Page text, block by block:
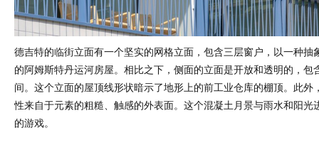
德吉特的临街立面有一个坚实的网格立面，包含三层窗户，以一种抽
的阿姆斯特丹运河房屋。相比之下，侧面的立面是开放和透明的，包
间。这个立面的屋顶线形状暗示了地形上的前工业仓库的棚顶。此外
性来自于元素的粗糙、触感的外表面。这个混凝土月景与雨水和阳光
的游戏。